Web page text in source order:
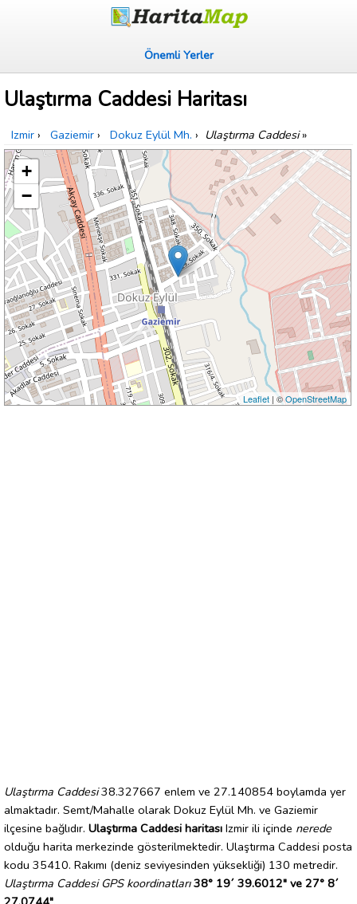
Önemli Yerler
Ulaştırma Caddesi Haritası
Izmir › Gaziemir › Dokuz Eylül Mh. › Ulaştırma Caddesi»
+
−
Leaflet| ©OpenStreetMap
Ulaştırma Caddesi38.327667 enlem ve 27.140854 boylamda yer
almaktadır. Semt/Mahalle olarak Dokuz Eylül Mh. ve Gaziemir
ilçesine bağlıdır. Ulaştırma Caddesi haritası Izmir ili içinde nerede
olduğu harita merkezinde gösterilmektedir. Ulaştırma Caddesi posta
kodu 35410. Rakımı (deniz seviyesinden yüksekliği) 130 metredir.
Ulaştırma Caddesi GPS koordinatları 38° 19´ 39.6012" ve 27° 8´